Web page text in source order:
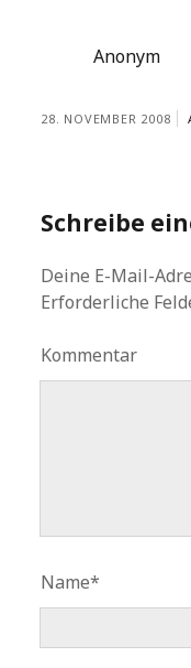
Anonym
28. NOVEMBER 2008
Schreibe
Deine E-Mail-
Erforderliche
Kommentar
Name*